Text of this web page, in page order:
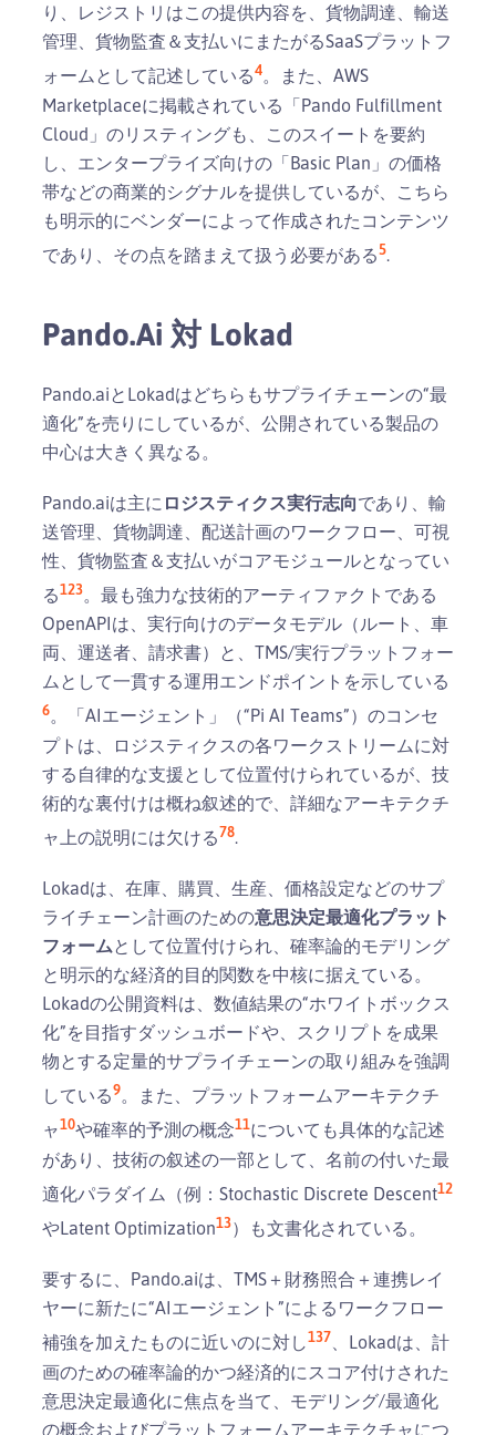
り、レジストリはこの提供内容を、貨物調達、輸送
管理、貨物監査＆支払いにまたがるSaaSプラットフ
ォームとして記述している4。また、AWS
Marketplaceに掲載されている「Pando Fulfillment
Cloud」のリスティングも、このスイートを要約
し、エンタープライズ向けの「Basic Plan」の価格
帯などの商業的シグナルを提供しているが、こちら
も明示的にベンダーによって作成されたコンテンツ
であり、その点を踏まえて扱う必要がある5.
Pando.ai 対 Lokad
Pando.aiとLokadはどちらもサプライチェーンの“最
適化”を売りにしているが、公開されている製品の
中心は大きく異なる。
Pando.aiは主に ロジスティクス実行志向であり、輸
送管理、貨物調達、配送計画のワークフロー、可視
性、貨物監査＆支払いがコアモジュールとなってい
る123。最も強力な技術的アーティファクトである
OpenAPIは、実行向けのデータモデル（ルート、車
両、運送者、請求書）と、TMS/実行プラットフォー
ムとして一貫する運用エンドポイントを示している
6。「AIエージェント」（“Pi AI Teams”）のコンセ
プトは、ロジスティクスの各ワークストリームに対
する自律的な支援として位置付けられているが、技
術的な裏付けは概ね叙述的で、詳細なアーキテクチ
ャ上の説明には欠ける78.
Lokadは、在庫、購買、生産、価格設定などのサプ
ライチェーン計画のための意思決定最適化プラット
フォームとして位置付けられ、確率論的モデリング
と明示的な経済的目的関数を中核に据えている。
Lokadの公開資料は、数値結果の“ホワイトボックス
化”を目指すダッシュボードや、スクリプトを成果
物とする定量的サプライチェーンの取り組みを強調
している9。また、プラットフォームアーキテクチ
ャ10や確率的予測の概念11についても具体的な記述
があり、技術の叙述の一部として、名前の付いた最
適化パラダイム（例：Stochastic Discrete Descent12
やLatent Optimization13）も文書化されている。
要するに、Pando.aiは、TMS＋財務照合＋連携レイ
ヤーに新たに“AIエージェント”によるワークフロー
補強を加えたものに近いのに対し137、Lokadは、計
画のための確率論的かつ経済的にスコア付けされた
意思決定最適化に焦点を当て、モデリング/最適化
の概念およびプラットフォームアーキテクチャにつ